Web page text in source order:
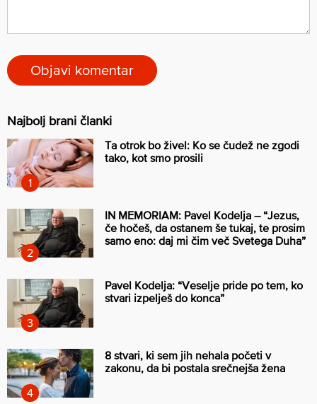
Najbolj brani članki
Ta otrok bo živel: Ko se čudež ne zgodi
tako, kot smo prosili
IN MEMORIAM: Pavel Kodelja – “Jezus,
če hočeš, da ostanem še tukaj, te prosim
samo eno: daj mi čim več Svetega Duha”
Pavel Kodelja: “Veselje pride po tem, ko
stvari izpelješ do konca”
8 stvari, ki sem jih nehala početi v
zakonu, da bi postala srečnejša žena